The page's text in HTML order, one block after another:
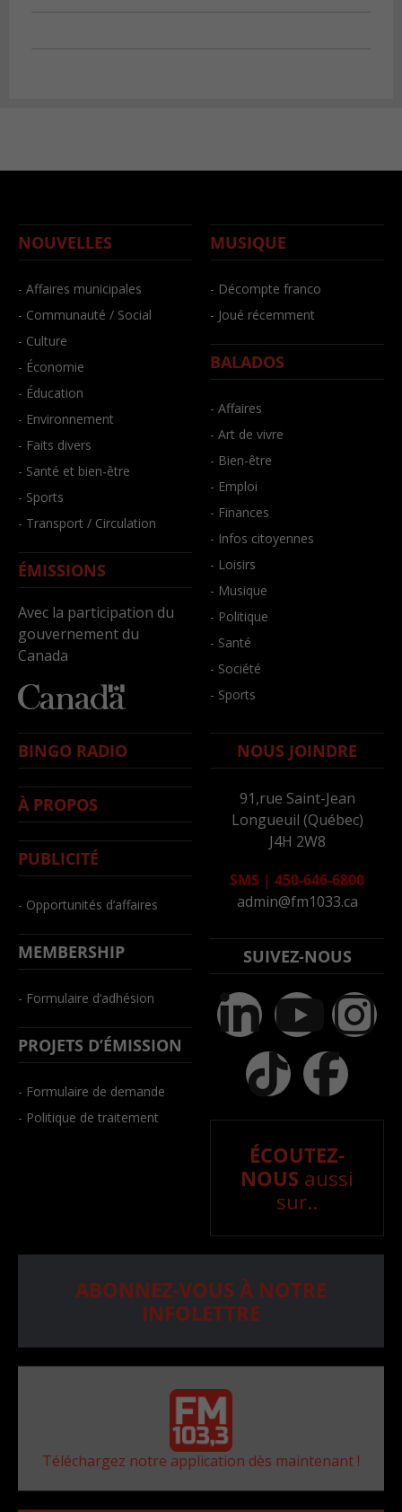
NOUVELLES
- Affaires municipales
- Communauté / Social
- Culture
- Économie
- Éducation
- Environnement
- Faits divers
- Santé et bien-être
- Sports
- Transport / Circulation
ÉMISSIONS
Avec la participation du
gouvernement du
Canada
MUSIQUE
- Décompte franco
- Joué récemment
BALADOS
- Affaires
- Art de vivre
- Bien-être
- Emploi
- Finances
- Infos citoyennes
- Loisirs
- Musique
- Politique
- Santé
- Société
- Sports
BINGO RADIO
À PROPOS
PUBLICITÉ
- Opportunités d’affaires
MEMBERSHIP
- Formulaire d’adhésion
PROJETS D’ÉMISSION
- Formulaire de demande
- Politique de traitement
NOUS JOINDRE
91,rue Saint-Jean
Longueuil (Québec)
J4H 2W8
SMS | 450-646-6800
admin@fm1033.ca
SUIVEZ-NOUS
ÉCOUTEZ-
NOUS aussi
sur..
ABONNEZ-VOUS À NOTRE
INFOLETTRE
Téléchargez notre application dès maintenant !